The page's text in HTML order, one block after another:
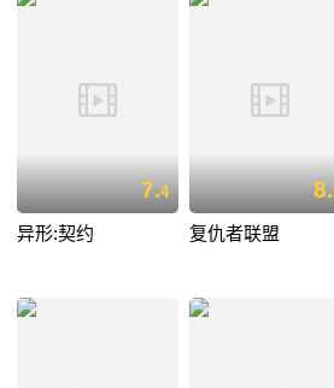
7.4
异形:契约
8.
复仇者联盟